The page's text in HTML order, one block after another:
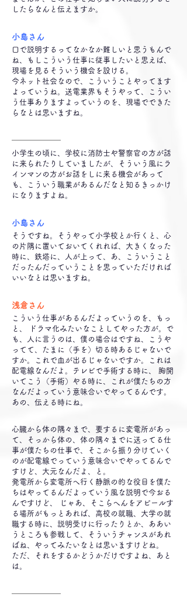
したらなんと伝えますか。
小島さん
口で説明するってなかなか難しいと思うもんで
ね、もしこういう仕事に従事したいと思えば、
現場を見るそういう機会を設ける。
今ネット社会なので、こういうことやってます
よっていうね。送電業界もそうやって、こうい
う仕事ありますよっていうのを、現場でできた
らなとは思いますね。
━━━━━━
小学生の頃に、学校に消防士や警察官の方が話
に来られたりしていましたが、そういう風にラ
インマンの方がお話をしに来る機会があって
も、こういう職業があるんだなと知るきっかけ
になりますよね。
小島さん
そうですね。そうやって小学校とか行くと、心
の片隅に置いておいてくれれば、大きくなった
時に、鉄塔に、人が上って、あ、こういうこと
だったんだっていうことを思っていただければ
いいなとは思いますね。
浅倉さん
こういう仕事があるんだよっていうのを、もっ
と、 ドラマ化みたいなことしてやった方が。で
も、人に言うのは、僕の場合はですね、こうや
ってて、たまに（手を）切る時あるじゃないで
すか。これで血が出るじゃないですか。これは
配電線なんだよ。テレビで手術する時に、 胸開
いてこう（手術）やる時に、これが僕たちの方
なんだよっていう意味合いでやってるんです。
あの、伝える時にね。
心臓から体の隅々まで、要するに変電所があっ
て、そっから体の、体の隅々までに送ってる仕
事が僕たちの仕事で、そこから振り分けていく
のが配電線でっていう意味合いでやってるんで
すけど、大元なんだよ、と。
発電所から変電所へ行く静脈の的な役目を僕た
ちはやってるんだよっていう風な説明で今おる
んですけど、 じゃあ、そこらへんをアピールす
る場所がもっとあれば、高校の就職、大学の就
職する時に、説明受けに行ったりとか、ああい
うところも参戦して、そういうチャンスがあれ
ばね、やってみたいなとは思いますけどね。
ただ、それをするかどうかだけですよね、あと
は。
━━━━━━